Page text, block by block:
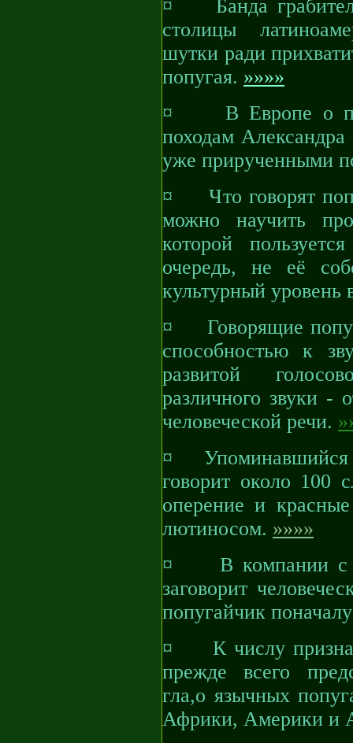
¤ Банда
столицы
шутки ради
попугая. »»»»
¤ В Европе о
походам
уже прирученными
¤ Что говорят
можно научить
которой
очередь, не её
культурный уровень
¤ Говорящие
способностью к
развитой
различного звуки -
человеческой речи.
¤ Упоминавшийся
говорит около 100
оперение и
лютиносом. »»»»
¤ В компании с
заговорит
попугайчик
¤ К числу
прежде всего
гла,о язычных
Африки, Америки и